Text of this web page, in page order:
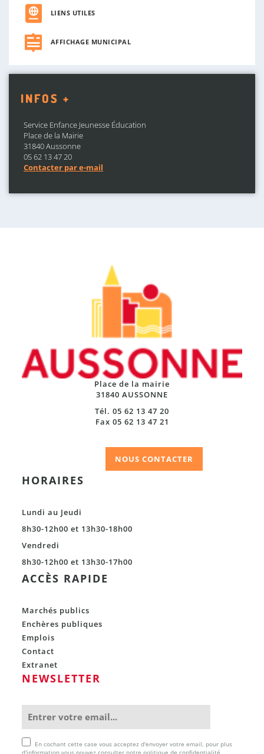
LIENS UTILES
AFFICHAGE MUNICIPAL
INFOS +
Service Enfance Jeunesse Éducation
Place de la Mairie
31840 Aussonne
05 62 13 47 20
Contacter par e-mail
Place de la mairie
31840 AUSSONNE
Tél. 05 62 13 47 20
Fax 05 62 13 47 21
NOUS CONTACTER
HORAIRES
Lundi au Jeudi
8h30-12h00 et 13h30-18h00
Vendredi
8h30-12h00 et 13h30-17h00
ACCÈS RAPIDE
Marchés publics
Enchères publiques
Emplois
Contact
Extranet
NEWSLETTER
En cochant cette case vous acceptez d'envoyer votre email, pour plus
d'information vous pouvez consulter notre politique de confidentialité